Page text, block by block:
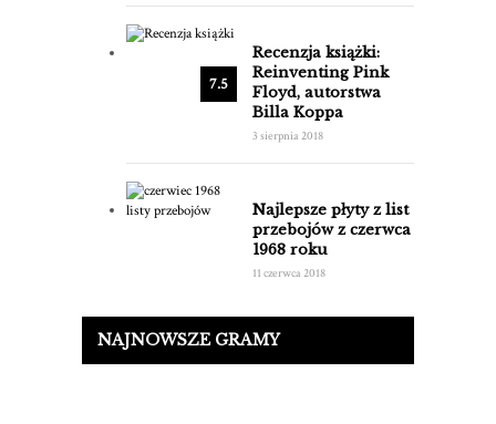
7.5
Recenzja książki:
Reinventing Pink
Floyd, autorstwa
Billa Koppa
3 sierpnia 2018
Najlepsze płyty z list
przebojów z czerwca
1968 roku
11 czerwca 2018
NAJNOWSZE GRAMY